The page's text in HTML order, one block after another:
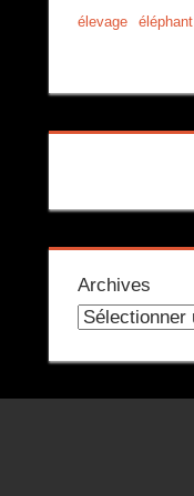
élevage éléphant
Archives